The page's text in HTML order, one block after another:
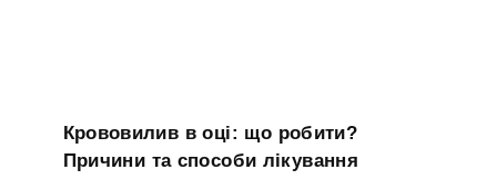
Крововилив в оці: що робити?
Причини та способи лікування